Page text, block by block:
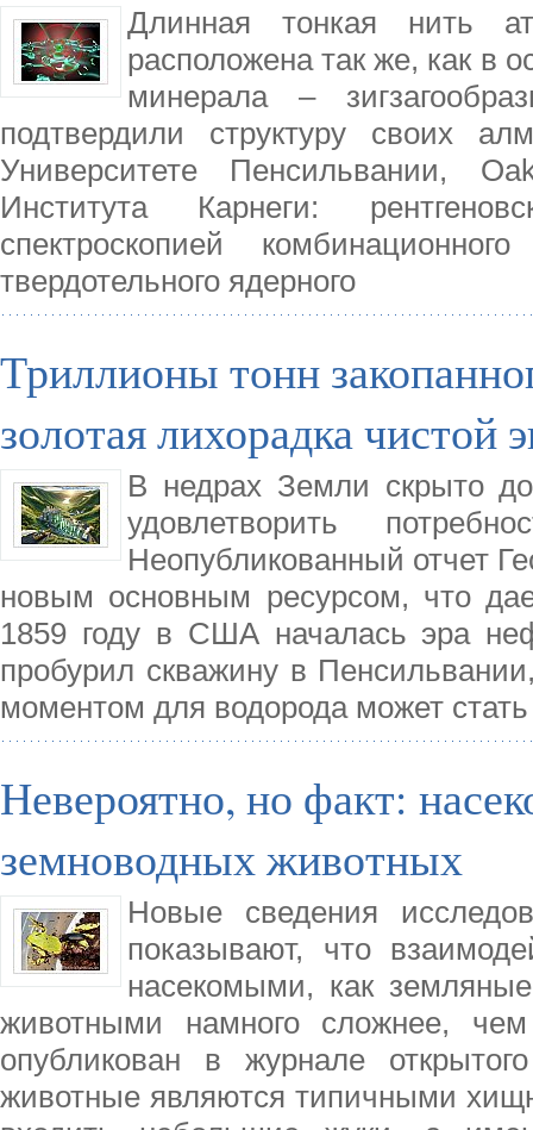
Длинная тонкая нить
расположена так же, как в
минерала –
подтвердили структуру своих
Университете Пенсильвании,
Института Карнеги:
спектроскопией
твердотельного ядерного
Триллионы тонн
золотая лихорадка чистой
В недрах Земли скрыто
удовлетворить
Неопубликованный отчет
новым основным ресурсом, что
1859 году в США началась эра
пробурил скважину в
моментом для водорода может стать
Невероятно, но факт:
земноводных животных
Новые сведения
показывают, что
насекомыми, как
животными намного сложнее,
опубликован в журнале
животные являются типичными